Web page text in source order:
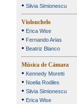
• Silvia Simionescu
Violonchelo
• Erica Wise
• Fernando Arias
• Beatriz Blanco
Música de Cámara
• Kennedy Moretti
• Noelia Rodiles
• Silvia Simionescu
• Erica Wise